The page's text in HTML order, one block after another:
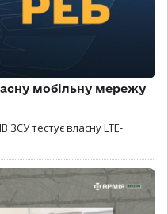
мобільну мережу
тестує власну LTE-